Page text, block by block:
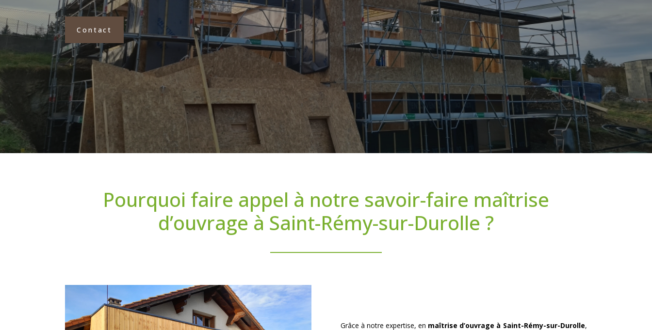
Contact
Pourquoi faire appel à notre savoir-faire maîtrise
d’ouvrage à Saint-Rémy-sur-Durolle ?
Grâce à notre expertise, en maîtrise d’ouvrage à Saint-Rémy-sur-Durolle,